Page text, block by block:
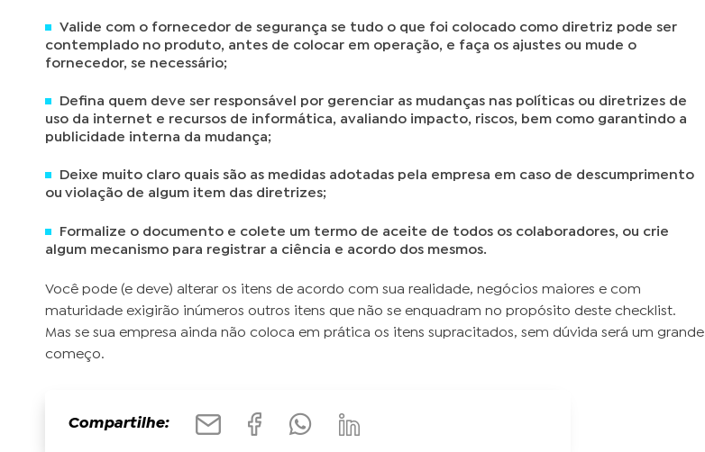
Valide com o fornecedor de segurança se tudo o que foi colocado como diretriz pode ser
contemplado no produto, antes de colocar em operação, e faça os ajustes ou mude o
fornecedor, se necessário;
Defina quem deve ser responsável por gerenciar as mudanças nas políticas ou diretrizes de
uso da internet e recursos de informática, avaliando impacto, riscos, bem como garantindo a
publicidade interna da mudança;
Deixe muito claro quais são as medidas adotadas pela empresa em caso de descumprimento
ou violação de algum item das diretrizes;
Formalize o documento e colete um termo de aceite de todos os colaboradores, ou crie
algum mecanismo para registrar a ciência e acordo dos mesmos.
Você pode (e deve) alterar os itens de acordo com sua realidade, negócios maiores e com
maturidade exigirão inúmeros outros itens que não se enquadram no propósito deste checklist.
Mas se sua empresa ainda não coloca em prática os itens supracitados, sem dúvida será um grande
começo.
Compartilhe: